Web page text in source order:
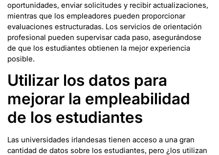
oportunidades, enviar solicitudes y recibir actualizaciones,
mientras que los empleadores pueden proporcionar
evaluaciones estructuradas. Los servicios de orientación
profesional pueden supervisar cada paso, asegurándose
de que los estudiantes obtienen la mejor experiencia
posible.
Utilizar los datos para
mejorar la empleabilidad
de los estudiantes
Las universidades irlandesas tienen acceso a una gran
cantidad de datos sobre los estudiantes, pero ¿los utilizan